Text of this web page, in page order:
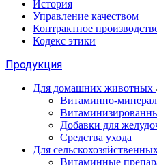
История
Управление качеством
Контрактное
Кодекс этики
Продукция
Для домашних животных
Витаминно-
Добавки для
Средства ухода
Для
Витаминные